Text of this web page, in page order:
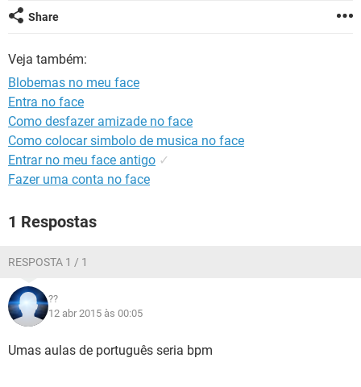
GUIA DE COMPRAS
Share
Veja também:
Blobemas no meu face
Entra no face
Como desfazer amizade no face
Como colocar simbolo de musica no face
Entrar no meu face antigo ✓
Fazer uma conta no face
1 Respostas
RESPOSTA 1 / 1
??
12 abr 2015 às 00:05
Umas aulas de português seria bpm